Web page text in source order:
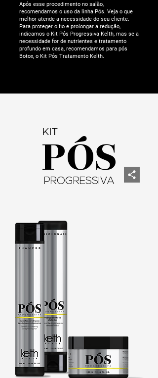
Após esse procedimento no salão,
recomendamos o uso da linha Pós. Veja o que
melhor atende a necessidade do seu cliente.
Para proteger o fio e prolongar a redução,
indicamos o Kit Pós Progressiva Kelth, mas se a
necessidade for de nutrientes e tratamento
profundo em casa, recomendamos para pós
Botox, o Kit Pós Tratamento Kelth.
KIT
PÓS
PROGRESSIVA